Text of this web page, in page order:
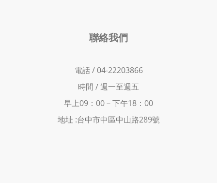
聯絡我們
電話 / 04-22203866
時間 /週一至週五
早上09：00－下午18：00
地址 :台中市中區中山路289號